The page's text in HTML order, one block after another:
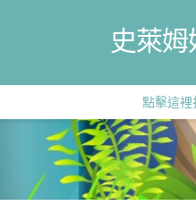
史萊
點擊這裡